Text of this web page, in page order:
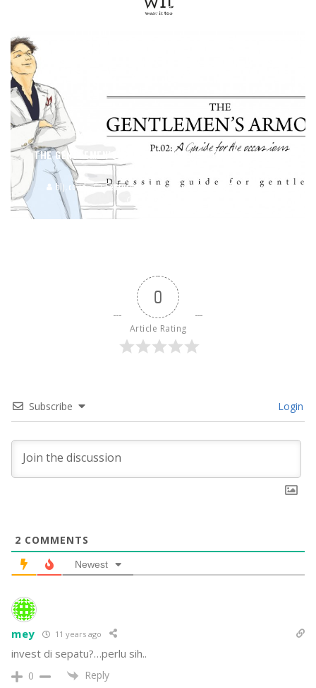
Style Directory
THE GENTLEMEN’S ARMORY PART 2: A GUIDE FOR THE
OCCASIONS
blj.co.id Featured Special Report
Style Directory
0
Article Rating
Subscribe Login
2 COMMENTS
Newest
mey 11 years ago
invest di sepatu?…perlu sih..
0 Reply